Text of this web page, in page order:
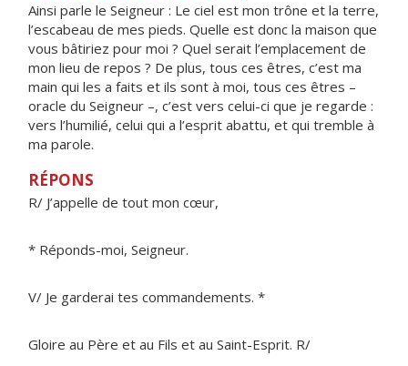
Ainsi parle le Seigneur : Le ciel est mon trône et la terre,
l’escabeau de mes pieds. Quelle est donc la maison que
vous bâtiriez pour moi ? Quel serait l’emplacement de
mon lieu de repos ? De plus, tous ces êtres, c’est ma
main qui les a faits et ils sont à moi, tous ces êtres –
oracle du Seigneur –, c’est vers celui-ci que je regarde :
vers l’humilié, celui qui a l’esprit abattu, et qui tremble à
ma parole.
RÉPONS
R/ J’appelle de tout mon cœur,
* Réponds-moi, Seigneur.
V/ Je garderai tes commandements. *
Gloire au Père et au Fils et au Saint-Esprit. R/